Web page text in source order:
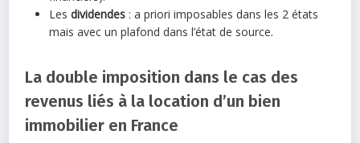
Lesdividendes : a priori imposables dans les 2 états
mais avec un plafond dans l’état de source.
La double imposition dans le cas des
revenus liés à la location d’un bien
immobilier en France